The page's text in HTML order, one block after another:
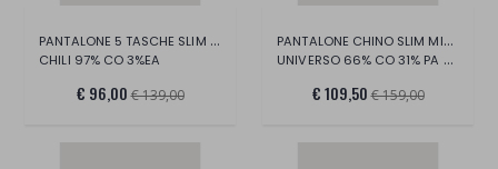
PANTALONE 5 TASCHE SLIM TES STRETCH/CO
CHILI 97% CO 3%EA
€ 96,00 € 139,00
PANTALONE CHINO SLIM MISTO COTONE STRETC
UNIVERSO 66% CO 31% PA 3% EA
€ 109,50 € 159,00